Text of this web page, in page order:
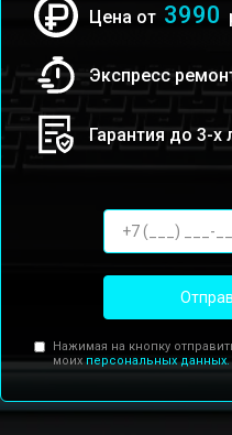
Цена от 3990
Экспресс
Гарантия до 3-х
Нажимая на кнопку
моихперсональных данных.